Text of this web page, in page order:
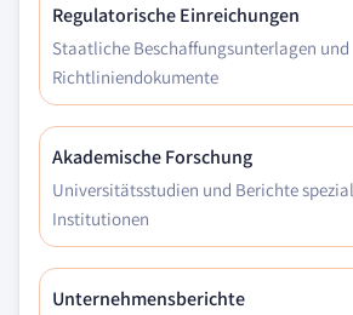
Regulatorische Einreichungen
Staatliche Beschaffungsunterlagen und
Richtliniendokumente
Akademische Forschung
Universitätsstudien und Berichte
Institutionen
Unternehmensberichte